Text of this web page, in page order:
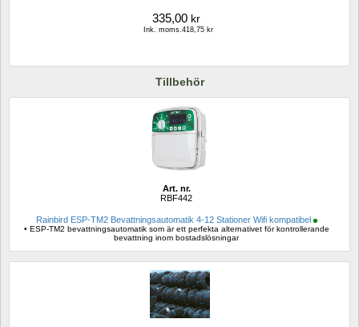
335,00 kr
Ink. moms.418,75 kr
Tillbehör
Art. nr.
RBF442
Rainbird ESP-TM2 Bevattningsautomatik 4-12 Stationer Wifi kompatibel
• ESP-TM2 bevattningsautomatik som är ett perfekta alternativet för kontrollerande
bevattning inom bostadslösningar